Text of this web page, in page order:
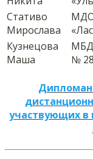
Стативо
Мирослава
Кузнецова
Маша
№
участвующих в